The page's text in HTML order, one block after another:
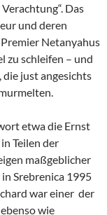
Das
und deren
Netanyahus
zu schleifen – und
die just angesichts
etwa die Ernst
Teilen der
maßgeblicher
Srebrenica 1995
war einer der
wie